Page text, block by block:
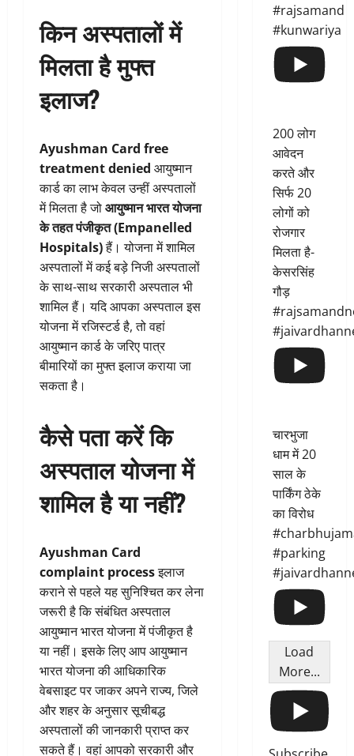
किन अस्पतालों में
मिलता है मुफ्त
इलाज?
Ayushman Card free
treatment denied आयुष्मान
कार्ड का लाभ केवल उन्हीं अस्पतालों
में मिलता है जोआयुष्मान भारत योजना
के तहत पंजीकृत (Empanelled
Hospitals)हैं। योजना में शामिल
अस्पतालों में कई बड़े निजी अस्पतालों
के साथ-साथ सरकारी अस्पताल भी
शामिल हैं। यदि आपका अस्पताल इस
योजना में रजिस्टर्ड है, तो वहां
आयुष्मान कार्ड के जरिए पात्र
बीमारियों का मुफ्त इलाज कराया जा
सकता है।
कैसे पता करें कि
अस्पताल योजना में
शामिल है या नहीं?
Ayushman Card
complaint processइलाज
कराने से पहले यह सुनिश्चित कर लेना
जरूरी है कि संबंधित अस्पताल
आयुष्मान भारत योजना में पंजीकृत है
या नहीं। इसके लिए आप आयुष्मान
भारत योजना की आधिकारिक
वेबसाइट पर जाकर अपने राज्य, जिले
और शहर के अनुसार सूचीबद्ध
अस्पतालों की जानकारी प्राप्त कर
सकते हैं। वहां आपको सरकारी और
#rajsamand
#kunwariya
200 लोग
आवेदन
करते और
सिर्फ 20
लोगों को
रोजगार
मिलता है-
केसरसिंह
गौड़
चारभुजा
धाम में 20
साल के
पार्किंग ठेके
का विरोध
#parking
Load
More...